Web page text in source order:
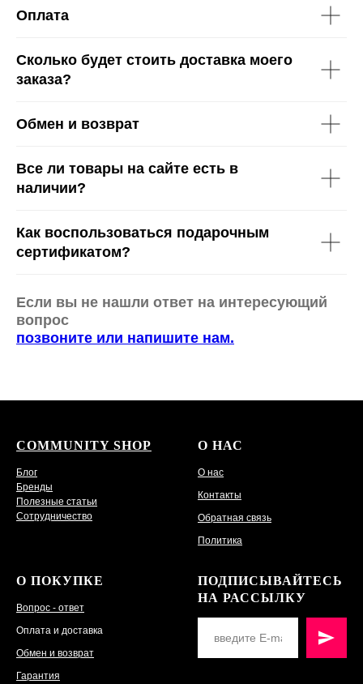
Оплата
Сколько будет стоить доставка моего
заказа?
Обмен и возврат
Все ли товары на сайте есть в
наличии?
Как воспользоваться подарочным
сертификатом?
Если вы не нашли ответ на интересующий
вопрос
позвоните или напишите нам.
COMMUNITY SHOP
Блог
Бренды
Полезные статьи
Сотрудничество
О НАС
О нас
Контакты
Обратная связь
Политика
О ПОКУПКЕ
Вопрос - ответ
Оплата и доставка
Обмен и возврат
Гарантия
ПОДПИСЫВАЙТЕСЬ
НА РАССЫЛКУ